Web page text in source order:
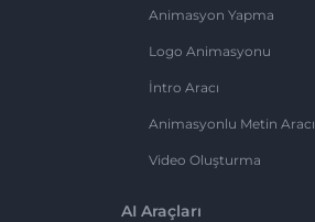
Animasyon Yapma
Logo Animasyonu
İntro Aracı
Animasyonlu Metin Aracı
Video Oluşturma
AI Araçları